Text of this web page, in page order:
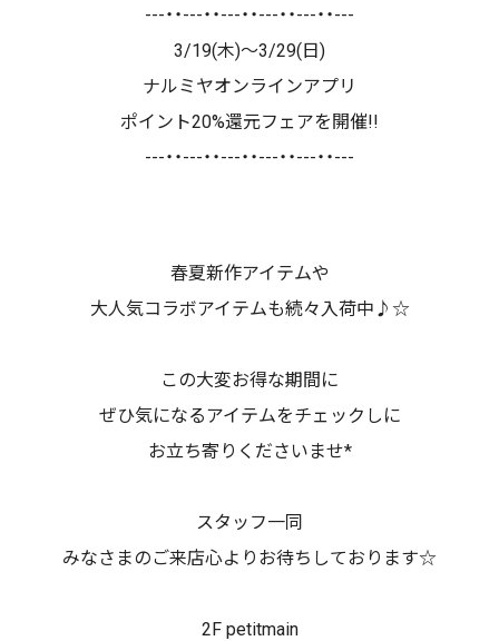
---・・---・・---・・---・・---・・---
3/19(木)〜3/29(日)
ナルミヤオンラインアプリ
ポイント20%還元フェアを開催!!
---・・---・・---・・---・・---・・---
春夏新作アイテムや
大人気コラボアイテムも続々入荷中♪☆
この大変お得な期間に
ぜひ気になるアイテムをチェックしに
お立ち寄りくださいませ*
スタッフ一同
みなさまのご来店心よりお待ちしております☆
2F petitmain